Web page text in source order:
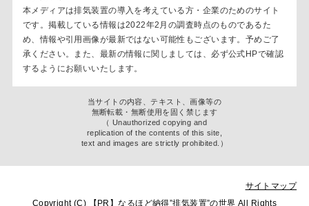
本メディアは排気装置の導入を考えている方・企業のためのサイト
です。掲載している情報は2022年2月の調査時点のものであるた
め、情報や引用画像が最新ではない可能性もございます。予めご了
承ください。また、最新の情報に関しましては、必ず公式HPで確認
するようにお願いいたします。
当サイトの内容、テキスト、画像等の
無断転載・無断使用を固く禁じます
（ Unauthorized copying and
replication of the contents of this site,
text and images are strictly prohibited.）
サイトマップ
Copyright (C)
なるほど納得”排気装置”の世界 All Rights